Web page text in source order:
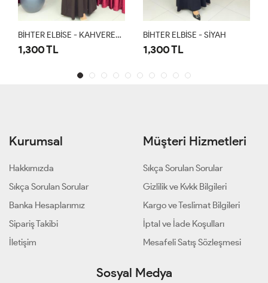
BİHTER ELBİSE - KAHVERENGİ BİHTER ELBİSE - SİYAH BİHTER ELBİSE -
Kurumsal
Hakkımızda
Sıkça Sorulan Sorular
Banka Hesaplarımız
Sipariş Takibi
İletişim
Müşteri Hizmetleri
Sıkça Sorulan Sorular
Gizlilik ve Kvkk Bilgileri
Kargo ve Teslimat Bilgileri
İptal ve İade Koşulları
Mesafeli Satış Sözleşmesi
Sosyal Medya